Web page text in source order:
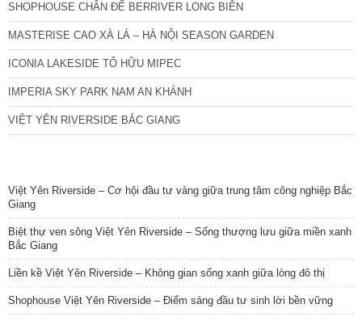
SHOPHOUSE CHÂN ĐẾ BERRIVER LONG BIÊN
MASTERISE CAO XÀ LÁ – HÀ NỘI SEASON GARDEN
ICONIA LAKESIDE TỐ HỮU MIPEC
IMPERIA SKY PARK NAM AN KHÁNH
VIỆT YÊN RIVERSIDE BẮC GIANG
Việt Yên Riverside – Cơ hội đầu tư vàng giữa trung tâm công nghiệp Bắc
Giang
Biệt thự ven sông Việt Yên Riverside – Sống thượng lưu giữa miền xanh
Bắc Giang
Liền kề Việt Yên Riverside – Không gian sống xanh giữa lòng đô thị
Shophouse Việt Yên Riverside – Điểm sáng đầu tư sinh lời bền vững